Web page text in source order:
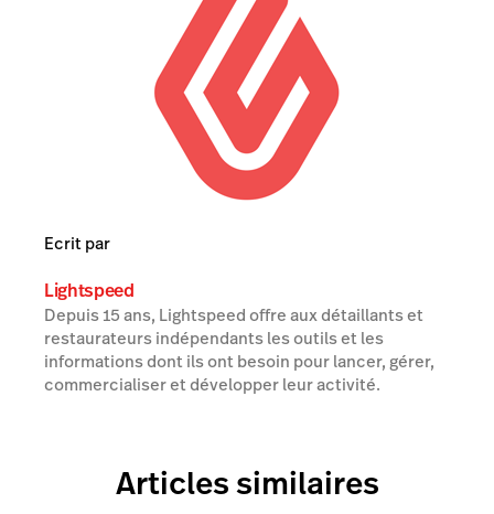
Ecrit par
Lightspeed
Depuis 15 ans, Lightspeed offre aux détaillants et
restaurateurs indépendants les outils et les
informations dont ils ont besoin pour lancer, gérer,
commercialiser et développer leur activité.
Articles similaires